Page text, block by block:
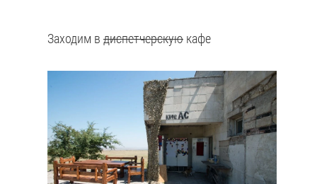
Заходим в диспетчерскую кафе